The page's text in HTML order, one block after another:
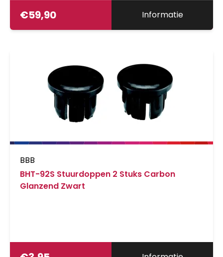
€59,90 Informatie
BBB
BHT-92S Stuurdoppen 2 Stuks Carbon
Glanzend Zwart